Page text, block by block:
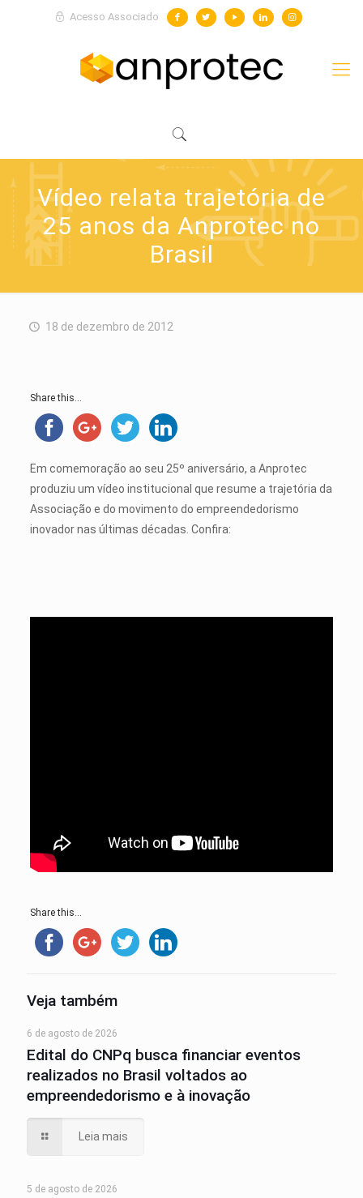
Acesso Associado
Vídeo relata trajetória de
25 anos da Anprotec no
Brasil
18 de dezembro de 2012
Share this...
Em comemoração ao seu 25º aniversário, a Anprotec
produziu um vídeo institucional que resume a trajetória da
Associação e do movimento do empreendedorismo
inovador nas últimas décadas. Confira:
Share this...
Veja também
6 de agosto de 2026
Edital do CNPq busca financiar eventos
realizados no Brasil voltados ao
empreendedorismo e à inovação
Leia mais
5 de agosto de 2026